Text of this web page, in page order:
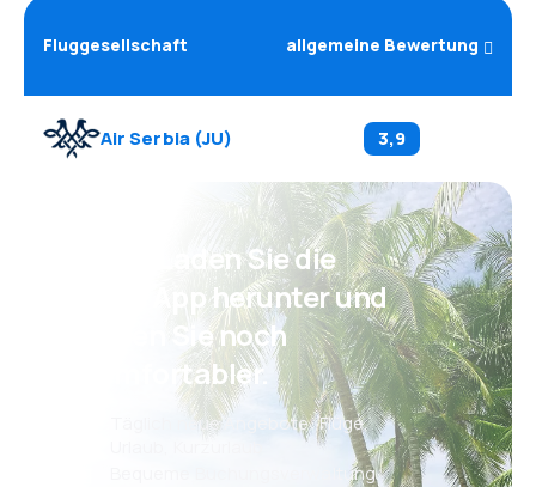
Fluggesellschaft allgemeine Bewertung
Air Serbia(JU) 3,9
Psst! Laden Sie die
eSky App herunter und
reisen Sie noch
komfortabler.
Täglich neue Angebote: Flüge,
Bequeme Buchungsverwaltung